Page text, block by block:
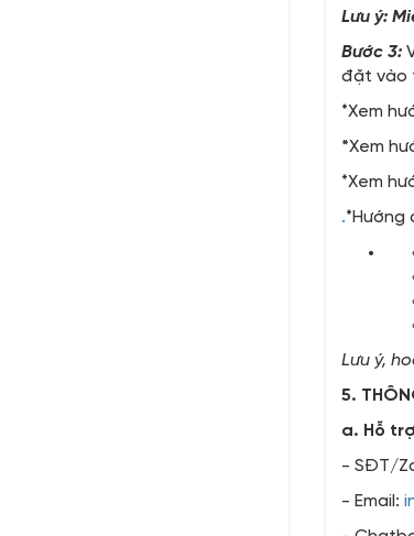
Lưu ý:
Bước 3:
đặt vào
*Xem
*Xem
*Xem
.*Hướng
Lưu ý,
5.
a. Hỗ
- SĐT/
- Email: